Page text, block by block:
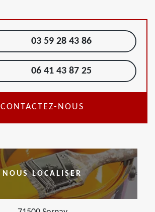
03 59 28 43 86
06 41 43 87 25
CONTACTEZ-NOUS
NOUS LOCALISER